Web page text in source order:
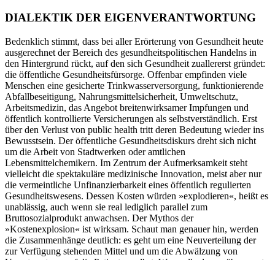
DIALEKTIK DER EIGENVERANTWORTUNG
Bedenklich stimmt, dass bei aller Erörterung von Gesundheit heute
ausgerechnet der Bereich des gesundheitspolitischen Handelns in
den Hintergrund rückt, auf den sich Gesundheit zuallererst gründet:
die öffentliche Gesundheitsfürsorge. Offenbar empfinden viele
Menschen eine gesicherte Trinkwasserversorgung, funktionierende
Abfallbeseitigung, Nahrungsmittelsicherheit, Umweltschutz,
Arbeitsmedizin, das Angebot breitenwirksamer Impfungen und
öffentlich kontrollierte Versicherungen als selbstverständlich. Erst
über den Verlust von public health tritt deren Bedeutung wieder ins
Bewusstsein. Der öffentliche Gesundheitsdiskurs dreht sich nicht
um die Arbeit von Stadtwerken oder amtlichen
Lebensmittelchemikern. Im Zentrum der Aufmerksamkeit steht
vielleicht die spektakuläre medizinische Innovation, meist aber nur
die vermeintliche Unfinanzierbarkeit eines öffentlich regulierten
Gesundheitswesens. Dessen Kosten würden »explodieren«, heißt es
unablässig, auch wenn sie real lediglich parallel zum
Bruttosozialprodukt anwachsen. Der Mythos der
»Kostenexplosion« ist wirksam. Schaut man genauer hin, werden
die Zusammenhänge deutlich: es geht um eine Neuverteilung der
zur Verfügung stehenden Mittel und um die Abwälzung von